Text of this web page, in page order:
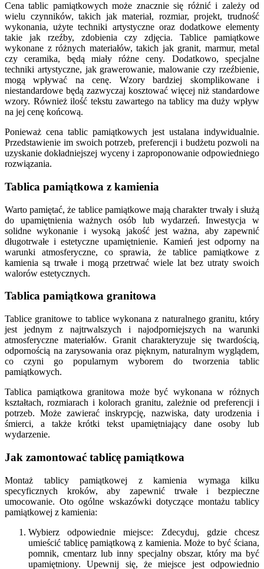
Cena tablic pamiątkowych może znacznie się różnić i zależy od
wielu czynników, takich jak materiał, rozmiar, projekt, trudność
wykonania, użyte techniki artystyczne oraz dodatkowe elementy
takie jak rzeźby, zdobienia czy zdjęcia. Tablice pamiątkowe
wykonane z różnych materiałów, takich jak granit, marmur, metal
czy ceramika, będą miały różne ceny. Dodatkowo, specjalne
techniki artystyczne, jak grawerowanie, malowanie czy rzeźbienie,
mogą wpływać na cenę. Wzory bardziej skomplikowane i
niestandardowe będą zazwyczaj kosztować więcej niż standardowe
wzory. Również ilość tekstu zawartego na tablicy ma duży wpływ
na jej cenę końcową.
Ponieważ cena tablic pamiątkowych jest ustalana indywidualnie.
Przedstawienie im swoich potrzeb, preferencji i budżetu pozwoli na
uzyskanie dokładniejszej wyceny i zaproponowanie odpowiedniego
rozwiązania.
Tablica pamiątkowa z kamienia
Warto pamiętać, że tablice pamiątkowe mają charakter trwały i służą
do upamiętnienia ważnych osób lub wydarzeń. Inwestycja w
solidne wykonanie i wysoką jakość jest ważna, aby zapewnić
długotrwałe i estetyczne upamiętnienie. Kamień jest odporny na
warunki atmosferyczne, co sprawia, że tablice pamiątkowe z
kamienia są trwałe i mogą przetrwać wiele lat bez utraty swoich
walorów estetycznych.
Tablica pamiątkowa granitowa
Tablice granitowe to tablice wykonana z naturalnego granitu, który
jest jednym z najtrwalszych i najodporniejszych na warunki
atmosferyczne materiałów. Granit charakteryzuje się twardością,
odpornością na zarysowania oraz pięknym, naturalnym wyglądem,
co czyni go popularnym wyborem do tworzenia tablic
pamiątkowych.
Tablica pamiątkowa granitowa może być wykonana w różnych
kształtach, rozmiarach i kolorach granitu, zależnie od preferencji i
potrzeb. Może zawierać inskrypcję, nazwiska, daty urodzenia i
śmierci, a także krótki tekst upamiętniający dane osoby lub
wydarzenie.
Jak zamontować tablicę pamiątkowa
Montaż tablicy pamiątkowej z kamienia wymaga kilku
specyficznych kroków, aby zapewnić trwałe i bezpieczne
umocowanie. Oto ogólne wskazówki dotyczące montażu tablicy
pamiątkowej z kamienia:
Wybierz odpowiednie miejsce: Zdecyduj, gdzie chcesz
umieścić tablicę pamiątkową z kamienia. Może to być ściana,
pomnik, cmentarz lub inny specjalny obszar, który ma być
upamiętniony. Upewnij się, że miejsce jest odpowiednio